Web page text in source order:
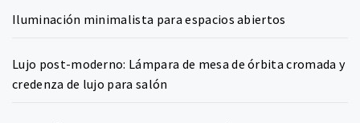
Iluminación minimalista para espacios abiertos
Lujo post-moderno: Lámpara de mesa de órbita cromada y
credenza de lujo para salón